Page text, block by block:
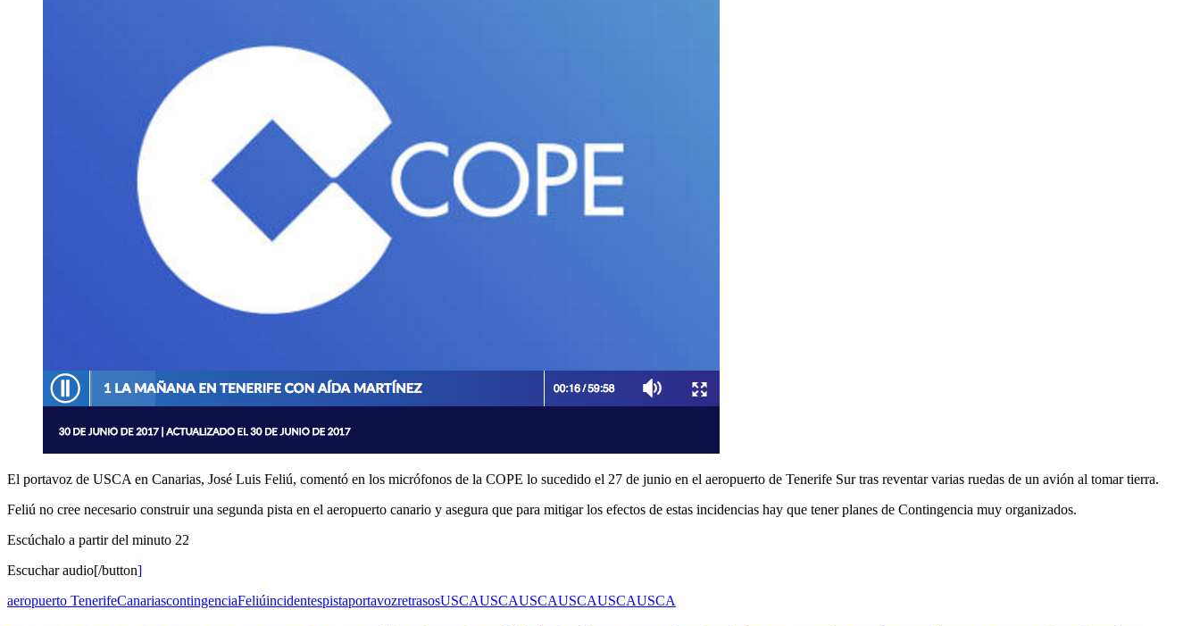
El portavoz de USCA en Canarias, José Luis Feliú, comentó en los micrófonos de la COPE lo sucedido el 27 de junio en el aeropuerto de Tenerife Sur tras reventar varias ruedas de un avión al tomar tierra.
Feliú no cree necesario construir una segunda pista en el aeropuerto canario y asegura que para mitigar los efectos de estas incidencias hay que tener planes de Contingencia muy organizados.
Escúchalo a partir del minuto 22
Escuchar audio[/button]
aeropuerto TenerifeCanariascontingenciaFeliúincidentespistaportavozretrasosUSCAUSCAUSCAUSCAUSCAUSCA